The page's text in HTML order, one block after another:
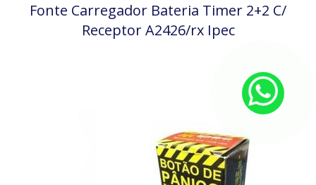
Fonte Carregador Bateria Timer 2+2 C/
Receptor A2426/rx Ipec